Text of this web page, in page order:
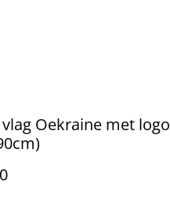
Oekraine met logo